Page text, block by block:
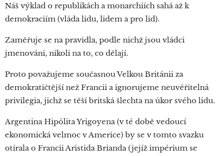
Náš výklad o republikách a monarchiích sahá až k
demokraciím (vláda lidu, lidem a pro lid).
Zaměřuje se na pravidla, podle nichž jsou vládci
jmenováni, nikoli na to, co dělají.
Proto považujeme současnou Velkou Británii za
demokratičtější než Francii a ignorujeme neuvěřitelná
privilegia, jichž se těší britská šlechta na úkor svého lidu.
Argentina Hipólita Yrigoyena (v té době vedoucí
ekonomická velmoc v Americe) by se v tomto svazku
otírala o Francii Aristida Brianda (jejíž impérium se